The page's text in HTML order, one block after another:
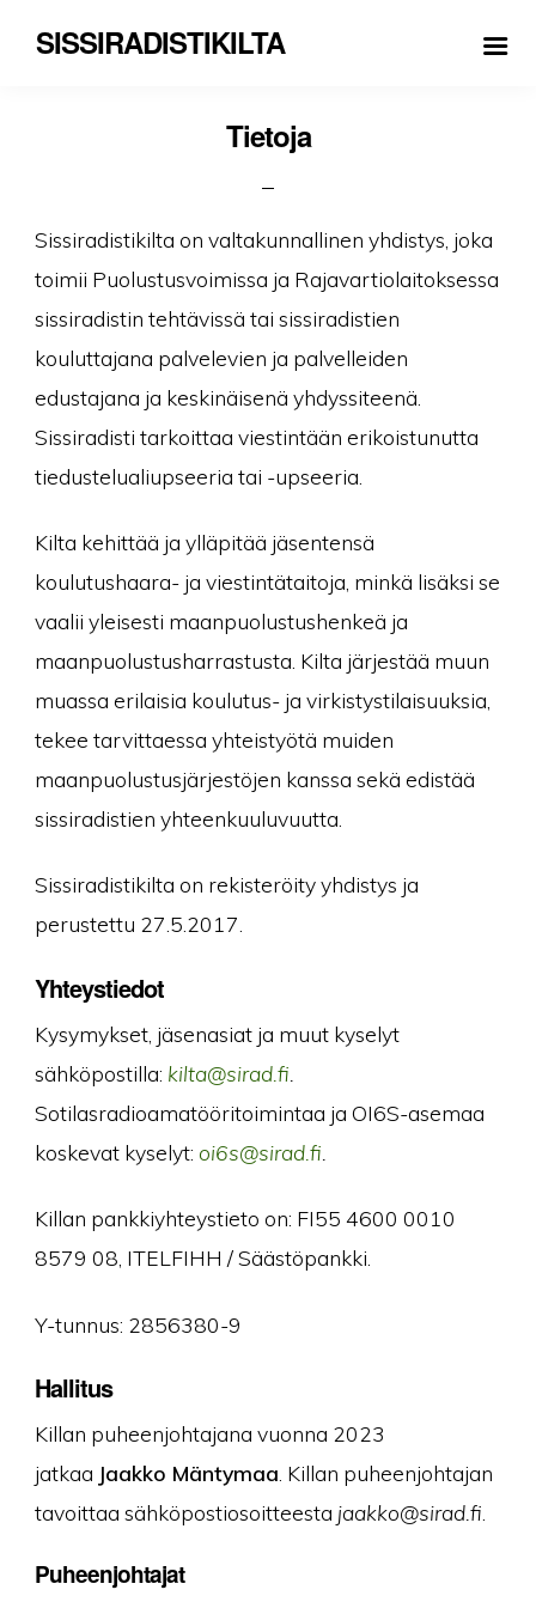
SISSIRADISTIKILTA
Tietoja
Sissiradistikilta on valtakunnallinen yhdistys, joka
toimii Puolustusvoimissa ja Rajavartiolaitoksessa
sissiradistin tehtävissä tai sissiradistien
kouluttajana palvelevien ja palvelleiden
edustajana ja keskinäisenä yhdyssiteenä.
Sissiradisti tarkoittaa viestintään erikoistunutta
tiedustelualiupseeria tai -upseeria.
Kilta kehittää ja ylläpitää jäsentensä
koulutushaara- ja viestintätaitoja, minkä lisäksi se
vaalii yleisesti maanpuolustushenkeä ja
maanpuolustusharrastusta. Kilta järjestää muun
muassa erilaisia koulutus- ja virkistystilaisuuksia,
tekee tarvittaessa yhteistyötä muiden
maanpuolustusjärjestöjen kanssa sekä edistää
sissiradistien yhteenkuuluvuutta.
Sissiradistikilta on rekisteröity yhdistys ja
perustettu 27.5.2017.
Yhteystiedot
Kysymykset, jäsenasiat ja muut kyselyt
sähköpostilla:
if.daris
@atlik
Sotilasradioamatööritoimintaa ja OI6S-asemaa
koskevat kyselyt:
if.daris
@s6io
Killan pankkiyhteystieto on: FI55 4600 0010
8579 08, ITELFIHH / Säästöpankki.
Y-tunnus: 2856380-9
Hallitus
Killan puheenjohtajana vuonna 2023
jatkaa Jaakko Mäntymaa . Killan puheenjohtajan
tavoittaa sähköpostiosoitteesta
if.daris
@okkaaj
Puheenjohtajat